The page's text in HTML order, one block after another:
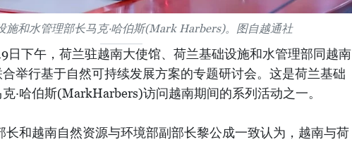
施和水管理部长马克·哈伯斯(Mark Harbers)。图自越通社
日下午，荷兰驻越南大使馆、荷兰基础设施和水管理部同越南
举行基于自然可持续发展方案的专题研讨会。这是荷兰基础
·哈伯斯(MarkHarbers)访问越南期间的系列活动之一。
长和越南自然资源与环境部副部长黎公成一致认为，越南与荷